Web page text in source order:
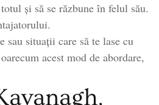
și să se răzbune în felul său.
sau situații care să te lase cu
acest mod de abordare,